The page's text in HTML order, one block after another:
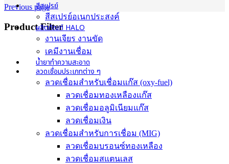
Previous page
Product Filter
สีสเปรย์
สีสเปรย์อเนกประสงค์
ผลิตภัณฑ์ HALO
งานเจียร งานขัด
เคมีงานเชื่อม
น้ำยาทำความสะอาด
ลวดเชื่อมประเภทต่าง ๆ
ลวดเชื่อมสำหรับเชื่อมแก๊ส (oxy-fuel)
ลวดเชื่อมทองเหลืองแก๊ส
ลวดเชื่อมอลูมิเนียมแก๊ส
ลวดเชื่อมเงิน
ลวดเชื่อมสำหรับการเชื่อม (MIG)
ลวดเชื่อมบรอนซ์ทองเหลือง
ลวดเชื่อมสแตนเลส